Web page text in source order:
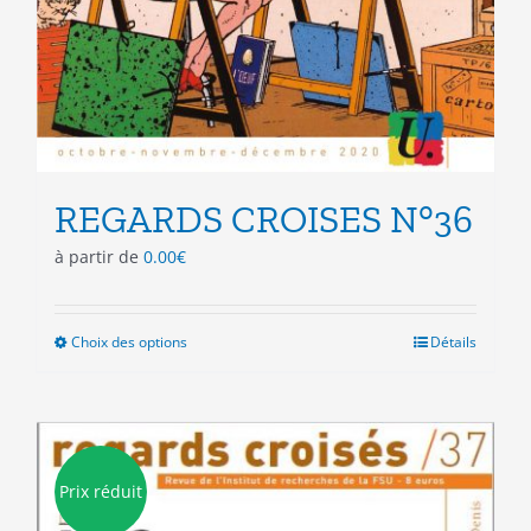
REGARDS CROISES N°36
à partir de 0.00€
Choix des optionsCe
plusieurs
variations.
Les
Détails
Prix réduit